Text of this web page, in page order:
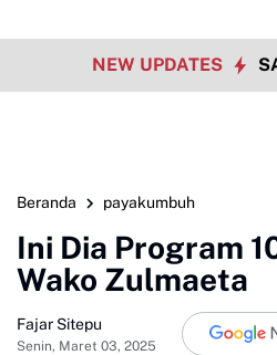
NEW UPDATES
Beranda payakumbuh
Ini Dia Program
Wako Zulmaeta
Fajar Sitepu
Senin, Maret 03, 2025